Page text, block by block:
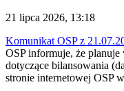
21 lipca 2026, 13:18
Komunikat OSP z
OSP informuje, że
dotyczące bilansowania
stronie internetowej OSP